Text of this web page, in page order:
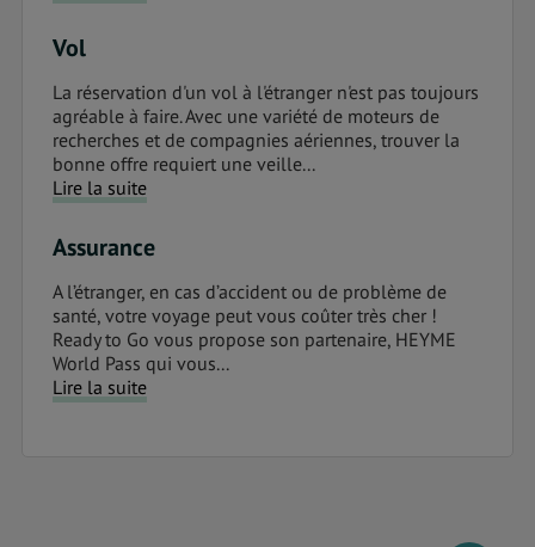
Vol
La réservation d'un vol à l'étranger n'est pas toujours
agréable à faire. Avec une variété de moteurs de
recherches et de compagnies aériennes, trouver la
bonne offre requiert une veille...
Lire la suite
Assurance
A l’étranger, en cas d’accident ou de problème de
santé, votre voyage peut vous coûter très cher !
Ready to Go vous propose son partenaire, HEYME
World Pass qui vous...
Lire la suite